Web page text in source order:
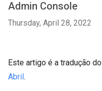
Admin Console
Thursday, April 28, 2022
Este artigo é a tradução do
Abril.